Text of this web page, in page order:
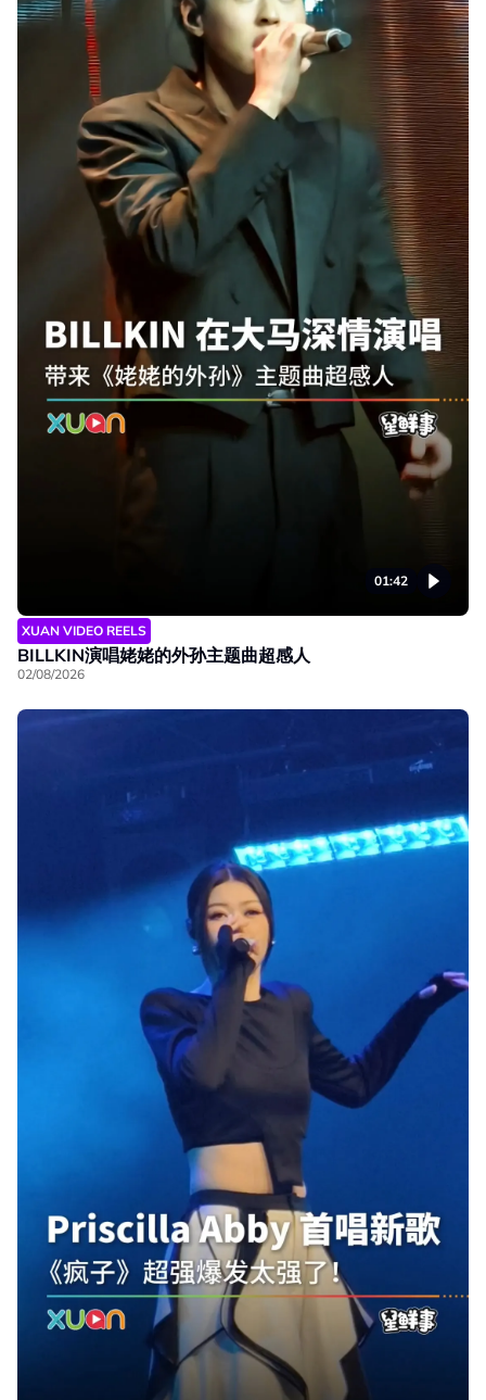
01:42
XUAN VIDEO REELS
BILLKIN演唱姥姥的外孙主题曲超感人
02/08/2026